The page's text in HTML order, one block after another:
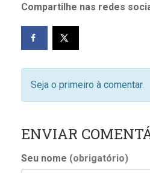
Compartilhe nas redes
Seja o primeiro à comentar.
ENVIAR
Seu nome (obrigatório)